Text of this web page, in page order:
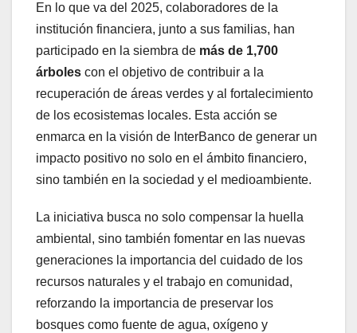
En lo que va del 2025, colaboradores de la
institución financiera, junto a sus familias, han
participado en la siembra de más de 1,700
árboles con el objetivo de contribuir a la
recuperación de áreas verdes y al fortalecimiento
de los ecosistemas locales. Esta acción se
enmarca en la visión de InterBanco de generar un
impacto positivo no solo en el ámbito financiero,
sino también en la sociedad y el medioambiente.
La iniciativa busca no solo compensar la huella
ambiental, sino también fomentar en las nuevas
generaciones la importancia del cuidado de los
recursos naturales y el trabajo en comunidad,
reforzando la importancia de preservar los
bosques como fuente de agua, oxígeno y